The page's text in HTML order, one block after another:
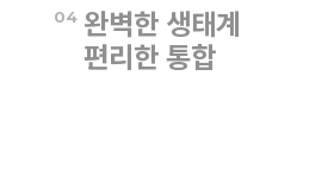
적용 가능합니다.
04 완벽한 생태계
편리한 통합